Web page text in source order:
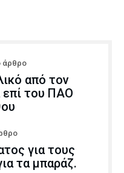
άρθρο
από τον
επί του ΠΑΟ
για τους
τα μπαράζ.